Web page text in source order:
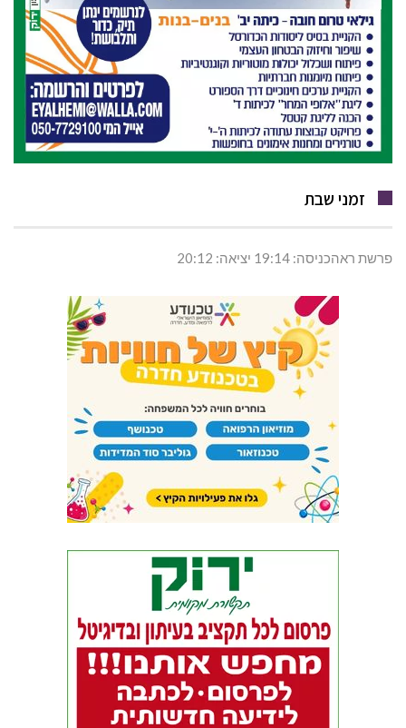
זמני שבת
פרשת ראהכניסה: 19:14 יציאה: 20:12